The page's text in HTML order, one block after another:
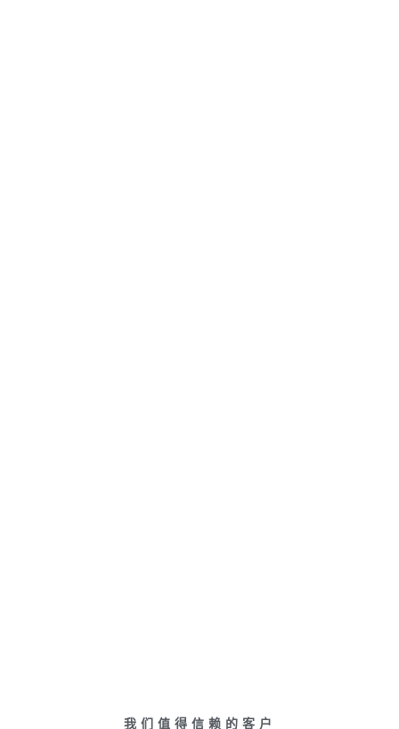
我们值得信赖的客户